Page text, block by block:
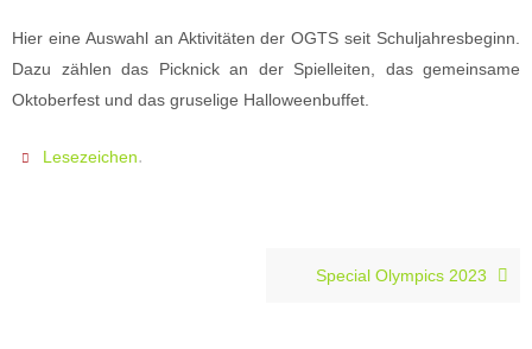
Hier eine Auswahl an Aktivitäten der OGTS seit Schuljahresbeginn.
Dazu zählen das Picknick an der Spielleiten, das gemeinsame
Oktoberfest und das gruselige Halloweenbuffet.
Lesezeichen.
Special Olympics 2023